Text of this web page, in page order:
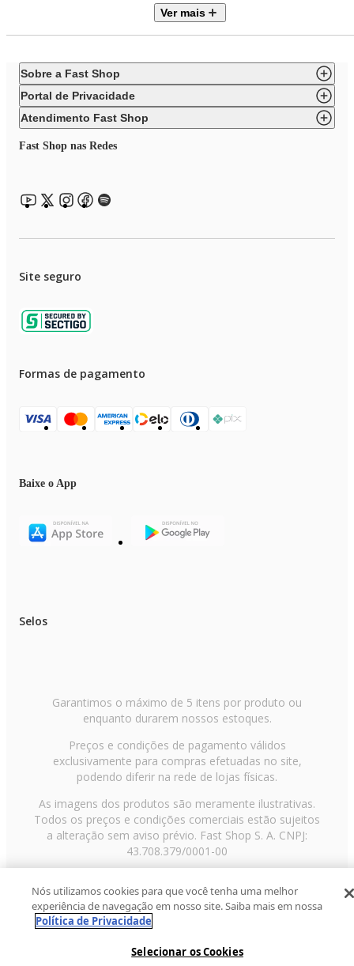
Gavetas
3
Prateleiras
Código
50605-061C-024B
Ver mais
Sobre a Fast Shop
Portal de Privacidade
Atendimento Fast Shop
Fast Shop nas Redes
Site seguro
Formas de pagamento
Baixe o App
Selos
Garantimos o máximo de 5 itens por produto ou
enquanto durarem nossos estoques.
Preços e condições de pagamento válidos
exclusivamente para compras efetuadas no site,
podendo diferir na rede de lojas físicas.
As imagens dos produtos são meramente ilustrativas.
Todos os preços e condições comerciais estão sujeitos
a alteração sem aviso prévio. Fast Shop S. A. CNPJ:
43.708.379/0001-00
Paulo/SP, CEP 02029-001, Telefone: 11 3003-3728 ©
2013 Fast Shop - Todos os direitos reservadosRF
Nós utilizamos cookies para que você tenha uma melhor
experiência de navegação em nosso site. Saiba mais em nossa
Política de Privacidade
Selecionar os Cookies